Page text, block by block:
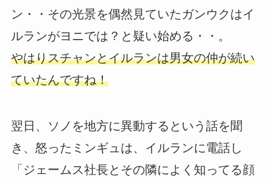
ン・・その光景を偶然見ていたガンウクはイ
ルランがヨニでは？と疑い始める・・。
やはりスチャンとイルランは男女の仲が続い
ていたんですね！
翌日、ソノを地方に異動するという話を聞
き、怒ったミンギュは、イルランに電話し
「ジェームス社長とその隣によく知ってる顔